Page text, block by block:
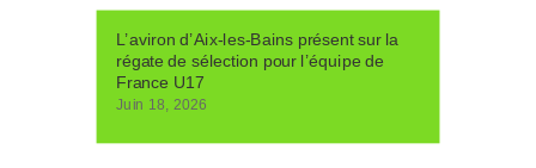
L’aviron d’Aix-les-Bains présent sur la
régate de sélection pour l’équipe de
France U17
Juin 18, 2026